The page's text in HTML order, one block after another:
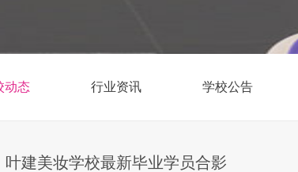
动态 行业资讯 学校公告
叶建美妆学校最新毕业学员合影